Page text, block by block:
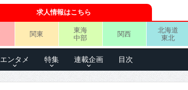
求人情報はこちら
関東
東海
中部
関西
北海道
東北
エンタメ 特集 連載企画 目次